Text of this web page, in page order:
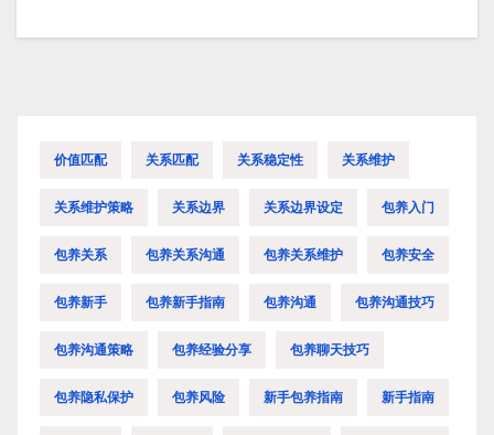
导
价值匹配 关系匹配 关系稳定性 关系维护
关系维护策略 关系边界 关系边界设定 包养入门
包养关系 包养关系沟通 包养关系维护 包养安全
包养新手 包养新手指南 包养沟通 包养沟通技巧
包养沟通策略 包养经验分享 包养聊天技巧
包养隐私保护 包养风险 新手包养指南 新手指南